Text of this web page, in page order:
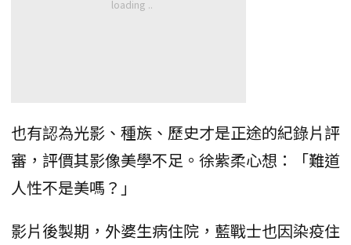
也有認為光影、種族、歷史才是正途的紀錄片評
審，評價其影像美學不足。徐紫柔心想：「難道
人性不是美嗎？」
影片後製期，外婆生病住院，藍戰士也因染疫住